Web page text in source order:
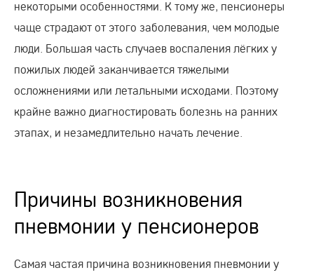
некоторыми особенностями. К тому же, пенсионеры
чаще страдают от этого заболевания, чем молодые
люди. Большая часть случаев воспаления лёгких у
пожилых людей заканчивается тяжелыми
осложнениями или летальными исходами. Поэтому
крайне важно диагностировать болезнь на ранних
этапах, и незамедлительно начать лечение.
Причины возникновения
пневмонии у пенсионеров
Самая частая причина возникновения пневмонии у